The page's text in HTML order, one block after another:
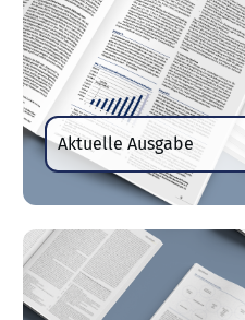
Aktuelle Ausgabe